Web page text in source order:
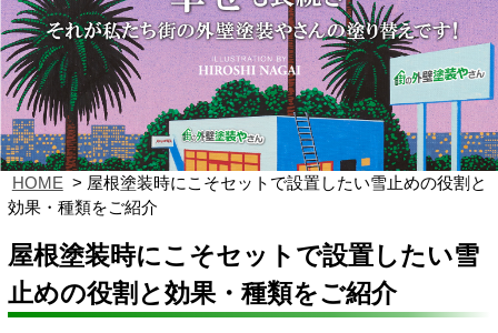
HOME
屋根塗装時にこそセットで設置したい雪止めの役割と
効果・種類をご紹介
屋根塗装時にこそセットで設置したい雪
止めの役割と効果・種類をご紹介